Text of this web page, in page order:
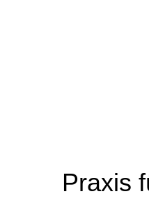
Praxis